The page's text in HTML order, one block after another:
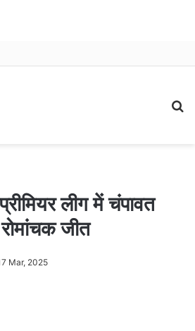
लीग में चंपावत
जीत
Mar, 2025